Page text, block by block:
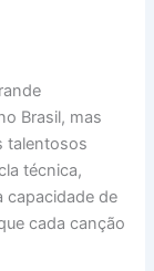
Brasil, mas
talentosos
técnica,
capacidade de
cada canção